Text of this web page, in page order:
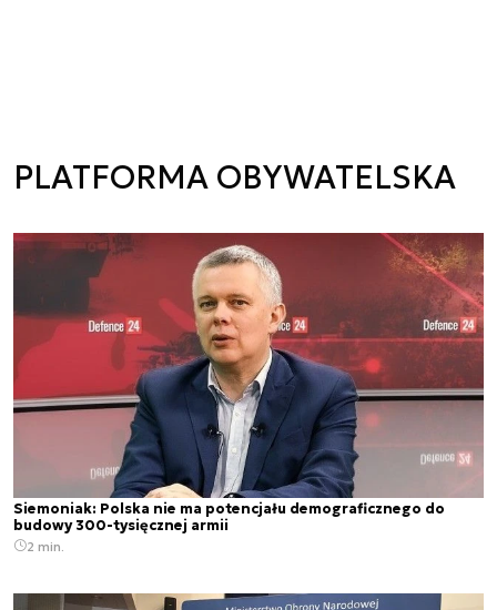
PLATFORMA OBYWATELSKA
Siemoniak: Polska nie ma potencjału demograficznego do
budowy 300-tysięcznej armii
2 min.